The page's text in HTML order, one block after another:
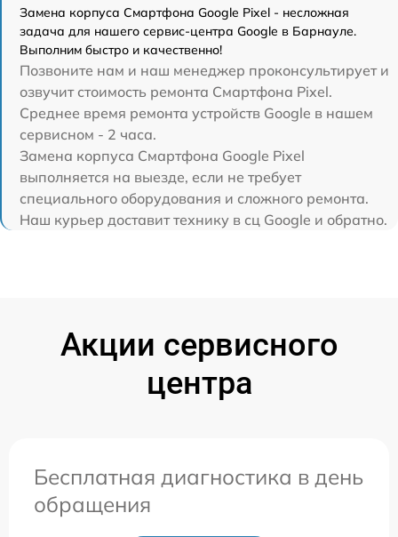
Замена корпуса Смартфона Google Pixel - несложная
задача для нашего сервис-центра Google в Барнауле.
Выполним быстро и качественно!
Позвоните нам и наш менеджер проконсультирует и
озвучит стоимость ремонта Смартфона Pixel.
Среднее время ремонта устройств Google в нашем
сервисном - 2 часа.
Замена корпуса Смартфона Google Pixel
выполняется на выезде, если не требует
специального оборудования и сложного ремонта.
Наш курьер доставит технику в сц Google и обратно.
Акции сервисного
центра
Бесплатная диагностика в день
обращения